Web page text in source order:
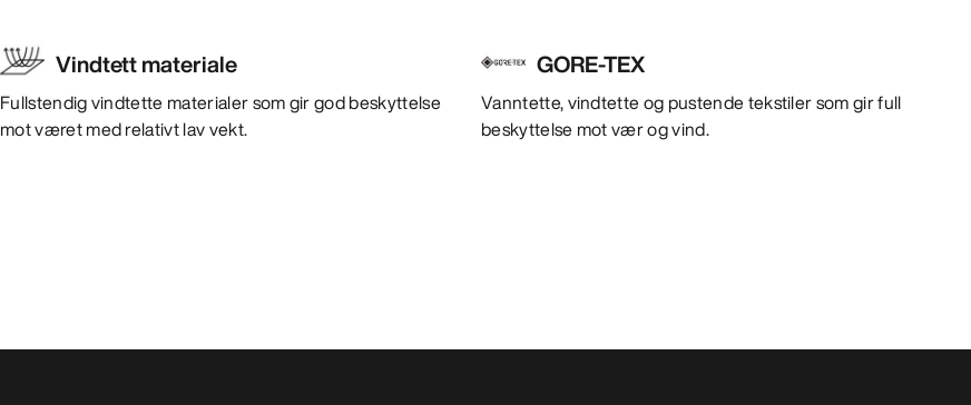
Vindtett materiale
Fullstendig vindtette materialer som gir god beskyttelse
mot været med relativt lav vekt.
GORE-TEX
Vanntette, vindtette og pustende tekstiler som gir full
beskyttelse mot vær og vind.